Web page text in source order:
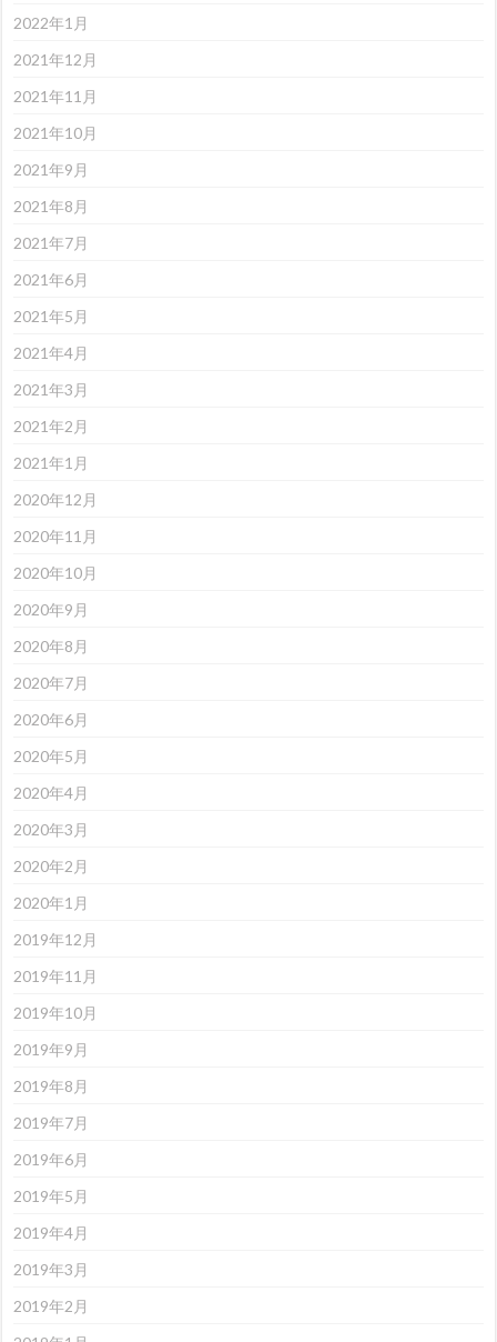
2022年1月
2021年12月
2021年11月
2021年10月
2021年9月
2021年8月
2021年7月
2021年6月
2021年5月
2021年4月
2021年3月
2021年2月
2021年1月
2020年12月
2020年11月
2020年10月
2020年9月
2020年8月
2020年7月
2020年6月
2020年5月
2020年4月
2020年3月
2020年2月
2020年1月
2019年12月
2019年11月
2019年10月
2019年9月
2019年8月
2019年7月
2019年6月
2019年5月
2019年4月
2019年3月
2019年2月